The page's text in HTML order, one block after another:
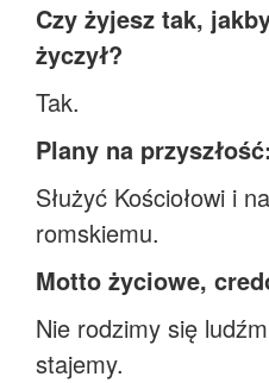
Czy żyjesz tak,
życzył?
Tak.
Plany na przyszłość:
Służyć Kościołowi i
romskiemu.
Motto życiowe,
Nie rodzimy się
stajemy.